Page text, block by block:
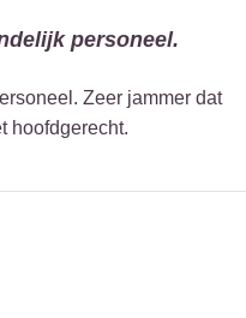
personeel.
Zeer jammer dat
hoofdgerecht.